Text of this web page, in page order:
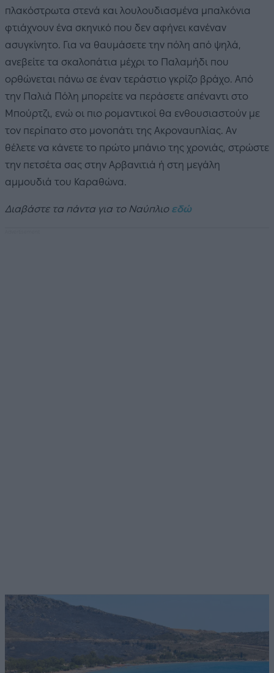
πλακόστρωτα στενά και λουλουδιασμένα μπαλκόνια
φτιάχνουν ένα σκηνικό που δεν αφήνει κανέναν
ασυγκίνητο. Για να θαυμάσετε την πόλη από ψηλά,
ανεβείτε τα σκαλοπάτια μέχρι το Παλαμήδι που
ορθώνεται πάνω σε έναν τεράστιο γκρίζο βράχο. Από
την Παλιά Πόλη μπορείτε να περάσετε απέναντι στο
Μπούρτζι, ενώ οι πιο ρομαντικοί θα ενθουσιαστούν με
τον περίπατο στο μονοπάτι της Ακροναυπλίας. Αν
θέλετε να κάνετε το πρώτο μπάνιο της χρονιάς, στρώστε
την πετσέτα σας στην Αρβανιτιά ή στη μεγάλη
αμμουδιά του Καραθώνα.
Διαβάστε τα πάντα για το Ναύπλιο εδώ